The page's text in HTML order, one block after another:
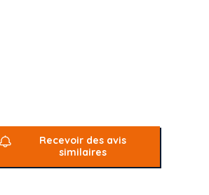
Recevoir des avis
similaires